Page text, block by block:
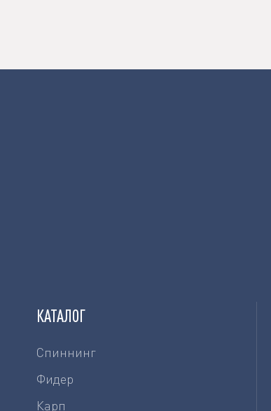
КАТАЛОГ
Спиннинг
Фидер
Карп